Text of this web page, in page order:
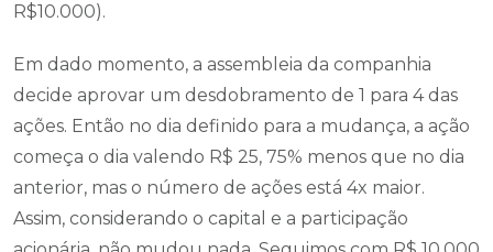
R$10.000).
Em dado momento, a assembleia da companhia
decide aprovar um desdobramento de 1 para 4 das
ações. Então no dia definido para a mudança, a ação
começa o dia valendo R$ 25, 75% menos que no dia
anterior, mas o número de ações está 4x maior.
Assim, considerando o capital e a participação